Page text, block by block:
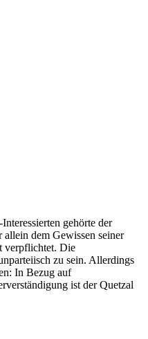
gehörte der
allein dem Gewissen seiner
verpflichtet. Die
zu sein. Allerdings
In Bezug auf
ist der Quetzal